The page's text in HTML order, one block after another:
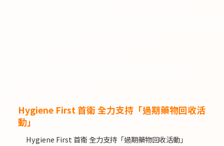
Hygiene First 首衛 全力支持「過期藥物回收活
動」
Hygiene First 首衛 全力支持「過期藥物回收活動」